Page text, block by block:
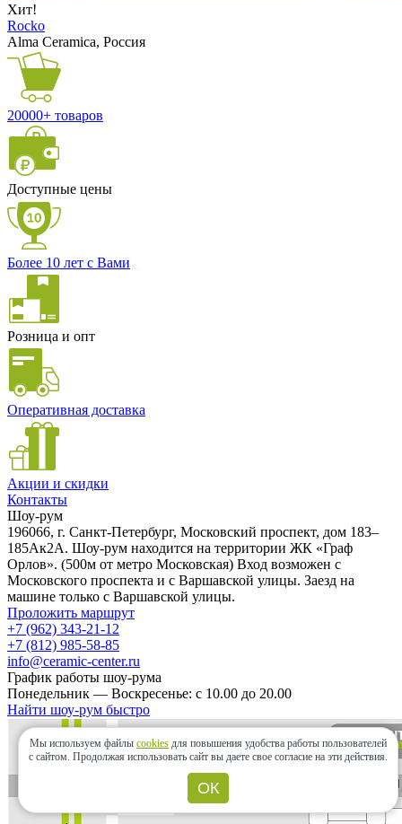
Хит!
Rocko
Alma Ceramica, Россия
20000+ товаров
Доступные цены
Более 10 лет с Вами
Розница и опт
Оперативная доставка
Акции и скидки
Контакты
Шоу-рум
196066, г. Санкт-Петербург, Московский проспект, дом 183–
185Ак2А. Шоу-рум находится на территории ЖК «Граф
Орлов». (500м от метро Московская) Вход возможен с
Московского проспекта и с Варшавской улицы. Заезд на
машине только с Варшавской улицы.
Проложить маршрут
+7 (962) 343-21-12
+7 (812) 985-58-85
info@ceramic-center.ru
График работы шоу-рума
Понедельник — Воскресенье: с 10.00 до 20.00
Найти шоу-рум быстро
Мы используем файлы cookies для повышения удобства работы пользователей
с сайтом. Продолжая использовать сайт вы даете свое согласие на эти действия.
ОК